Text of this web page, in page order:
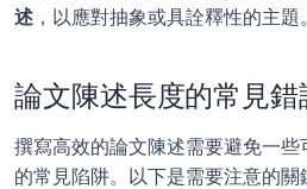
述 ，以應對抽象或具詮釋性的主題。
論文陳述長度的常見錯
撰寫高效的論文陳述需要避免一
的常見陷阱。以下是需要注意的